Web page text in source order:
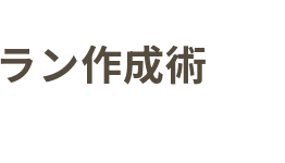
で生活支援を充実させる
で支援を受ける秘訣
ン作成術